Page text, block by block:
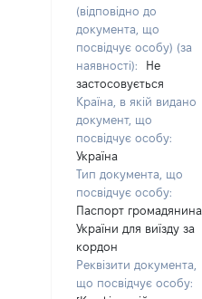
(відповідно до
документа, що
посвідчує особу) (за
наявності):
Не
застосовується
Країна, в якій видано
документ, що
посвідчує особу:
Україна
Тип документа, що
посвідчує особу:
Паспорт громадянина
України для виїзду за
кордон
Реквізити документа,
що посвідчує особу: